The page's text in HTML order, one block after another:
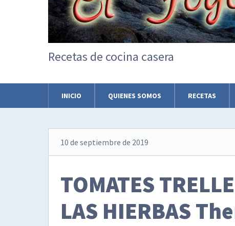
Recetas de cocina casera
INICIO QUIENES SOMOS RECETAS
10 de septiembre de 2019
TOMATES
LAS HIERBAS